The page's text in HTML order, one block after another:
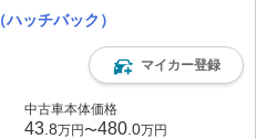
ッチバック）
マイカー登録
中古車本体価格
43 .8万円〜480 .0万円